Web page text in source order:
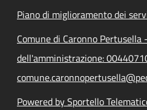
Piano di miglioramento dei
Comune di Caronno Pertusella
dell'amministrazione:
Powered by Sportello